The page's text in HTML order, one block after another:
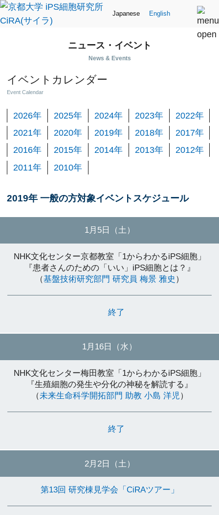
Japanese English
ニュース・イベント
News & Events
イベントカレンダー
Event Calendar
2026年 2025年 2024年 2023年
2022年
2021年
2020年 2019年 2018年
2017年
2016年
2015年 2014年 2013年
2012年
2011年
2010年
2019年 一般の方対象イベントスケジュール
1月5日（土）
NHK文化センター京都教室「1からわかるiPS細胞」
『患者さんのための「いい」iPS細胞とは？』
（基盤技術研究部門 研究員 梅景 雅史 ）
終了
1月16日（水）
NHK文化センター梅田教室「1からわかるiPS細胞」
『生殖細胞の発生や分化の神秘を解読する』
（未来生命科学開拓部門 助教 小島 洋児）
終了
2月2日（土）
第13回 研究棟見学会「CiRAツアー」